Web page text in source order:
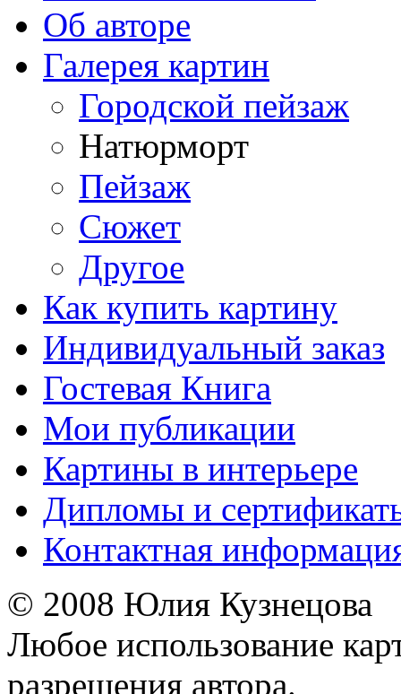
Об авторе
Галерея картин
Городской пейзаж
Натюрморт
Пейзаж
Сюжет
Другое
Как купить картину
Индивидуальный заказ
Гостевая Книга
Мои публикации
Картины в интерьере
Дипломы и
Контактная
© 2008 Юлия Кузнецова
Любое использование
разрешения автора.